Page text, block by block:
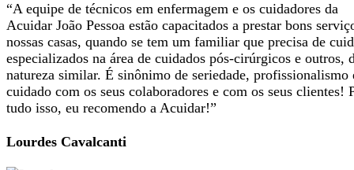
“A equipe de técnicos em enfermagem e os cuidadores da
Acuidar João Pessoa estão capacitados a prestar bons
nossas casas, quando se tem um familiar que precisa de
especializados na área de cuidados pós-cirúrgicos e outros,
natureza similar. É sinônimo de seriedade, profissionalismo
cuidado com os seus colaboradores e com os seus clientes!
tudo isso, eu recomendo a Acuidar!”
Lourdes Cavalcanti